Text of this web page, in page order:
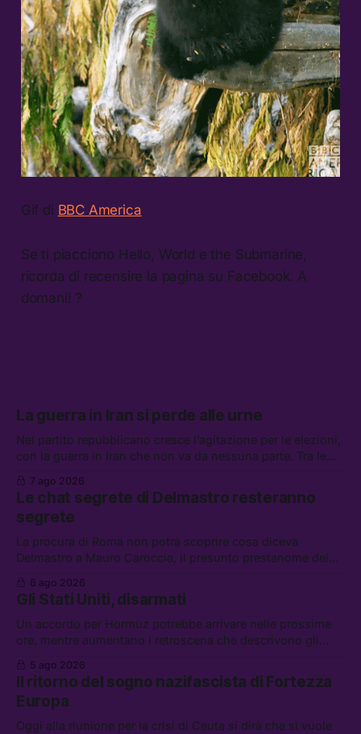
Gif di BBC America
Se ti piacciono Hello, World e the Submarine,
ricorda di recensire la pagina su Facebook. A
domani! ?
La guerra in Iran si perde alle urne
Nel partito repubblicano cresce l’agitazione per le elezioni,
con la guerra in Iran che non va da nessuna parte. Tra le
lavoro, Schlein prova a mettere in sicurezza la coalizione, e
che cos’è lo “Spiralismo,” la religione degli agenti IA
7 ago 2026
Le chat segrete di Delmastro resteranno
segrete
La procura di Roma non potrà scoprire cosa diceva
Delmastro a Mauro Caroccia, il presunto prestanome del
attacchi in Libano, il governo chiederà 36 miliardi di
flessibilità in armi e energia, e Grokipedia è già stata
abbandonata
6 ago 2026
Gli Stati Uniti, disarmati
Un accordo per Hormuz potrebbe arrivare nelle prossime
ore, mentre aumentano i retroscena che descrivono gli
chi aspetta i dispersi di Ceuta, il boom dei carburanti
diluiti, e quanti attivisti anti data center sono stati arrestati
5 ago 2026
Il ritorno del sogno nazifascista di Fortezza
Europa
Oggi alla riunione per la crisi di Ceuta si dirà che si vuole